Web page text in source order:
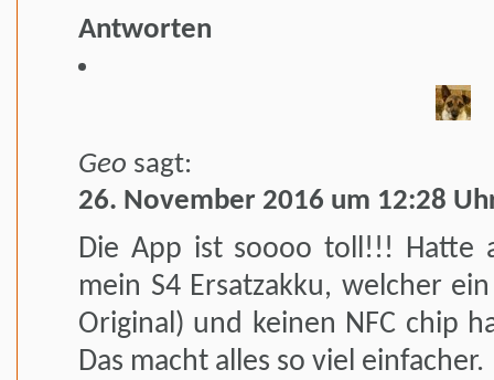
Antworten
Geo sagt:
26. November 2016 um 12:28
Die App ist soooo toll!!! Hatte
mein S4 Ersatzakku, welcher
Original) und keinen NFC chip
Das macht alles so viel einfacher.